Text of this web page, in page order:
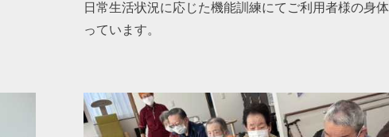
日常生活状況に応じた機能訓練にてご利用者様の身
っています。